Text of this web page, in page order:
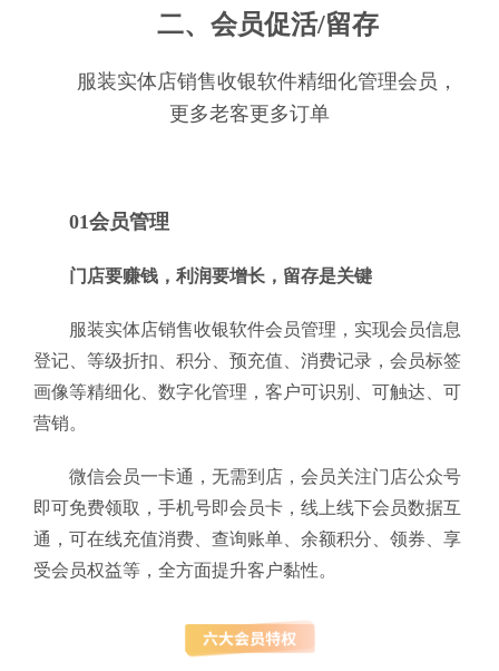
二、会员促活/留存
服装实体店销售收银软件精细化管理会员，
更多老客更多订单
01会员管理
门店要赚钱，利润要增长，留存是关键
服装实体店销售收银软件会员管理，实现会员信息
登记、等级折扣、积分、预充值、消费记录，会员标签
画像等精细化、数字化管理，客户可识别、可触达、可
营销。
微信会员一卡通，无需到店，会员关注门店公众号
即可免费领取，手机号即会员卡，线上线下会员数据互
通，可在线充值消费、查询账单、余额积分、领券、享
受会员权益等，全方面提升客户黏性。